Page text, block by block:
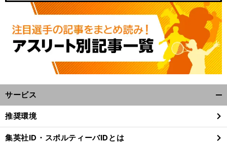
サービス
閉
る
推奨環境
集英社ID・スポルティーバIDとは